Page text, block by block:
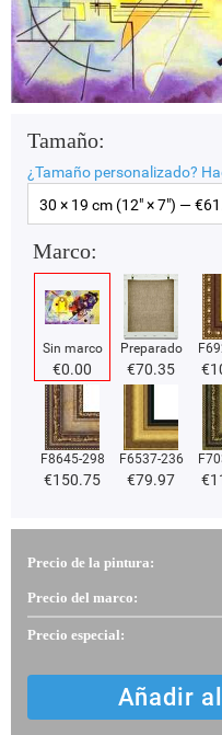
Tamaño:
¿Tamaño personalizado?
30 × 19 cm (12" × 7") — €
Marco:
Sin marco
€0.00
Preparado
€70.35 €
F8645-298
€150.75
F6537-236
€79.97 €
Precio de la pintura:
Precio del marco:
Precio especial: